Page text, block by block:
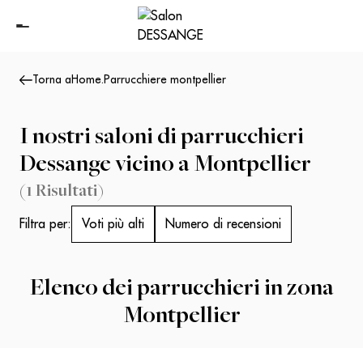
Torna a Home. Parrucchiere montpellier
I nostri saloni di parrucchieri
Dessange vicino a Montpellier
(1 Risultati)
Filtra per: Voti più alti Numero di recensioni
Elenco dei parrucchieri in zona
Montpellier